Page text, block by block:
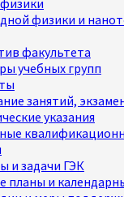
физики и
факультета
учебных групп
занятий,
указания
и задачи ГЭК
планы и